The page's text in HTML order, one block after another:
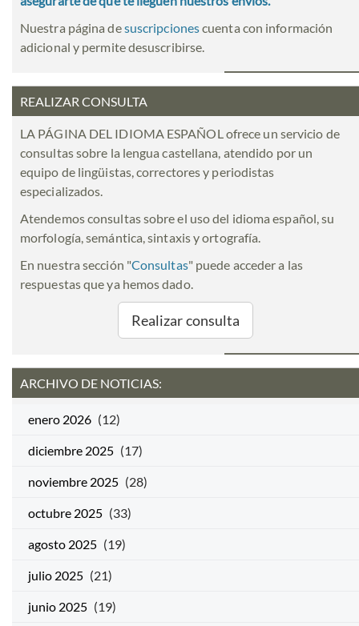
Nuestra página desuscripcionescuenta con información
adicional y permite desuscribirse.
REALIZAR CONSULTA
LA PÁGINA DEL IDIOMA ESPAÑOL ofrece un servicio de
consultas sobre la lengua castellana, atendido por un
equipo de lingüistas, correctores y periodistas
especializados.
Atendemos consultas sobre el uso del idioma español, su
morfología, semántica, sintaxis y ortografía.
En nuestra sección "Consultas" puede acceder a las
respuestas que ya hemos dado.
Realizar consulta
ARCHIVO DE NOTICIAS:
enero 2026 (12)
diciembre 2025 (17)
noviembre 2025 (28)
octubre 2025 (33)
agosto 2025 (19)
julio 2025 (21)
junio 2025 (19)